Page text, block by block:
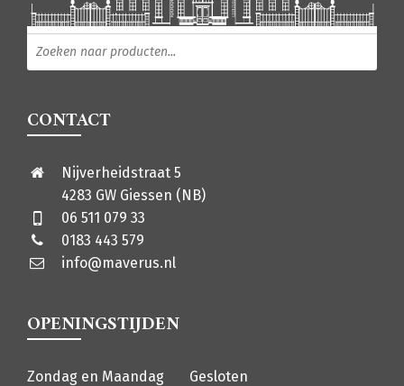
Producten zoeken
CONTACT
Nijverheidstraat 5
4283 GW Giessen (NB)
06 511 079 33
0183 443 579
info@maverus.nl
OPENINGSTIJDEN
Zondag en Maandag
Gesloten